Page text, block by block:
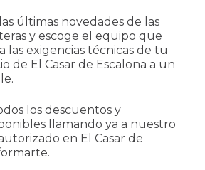
últimas novedades de las
y escoge el equipo que
las exigencias técnicas de tu
de El Casar de Escalona a un
los descuentos y
llamando ya a nuestro
en El Casar de